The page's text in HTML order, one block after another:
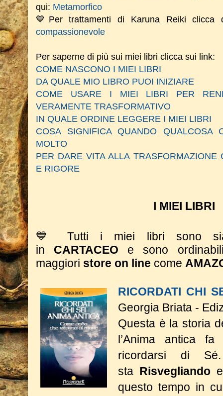
qui: Metamorfico
💙Per trattamenti di Karuna Reiki
compassionevole
Per saperne di più sui miei libri clicca sui link:
COME NASCONO I MIEI LIBRI
DA QUALE MIO LIBRO PUOI INIZIARE
COME USARE I MIEI LIBRI PER
VERAMENTE TRASFORMATIVO
IN QUALE ORDINE LEGGERE I MIEI LIBRI
COSA SIGNIFICA QUANDO QUALCOSA
MOLTO
PER DARE VITA ALLA TRASFORMAZIONE
E RIGORE
I MIEI LIBRI
💙 Tutti i miei libri sono
in CARTACEO e sono
maggiori store on line come
RICORDATI CHI
Georgia Briata -
Questa è la storia
l’Anima antica
ricordarsi di
sta Risvegliando
questo tempo in